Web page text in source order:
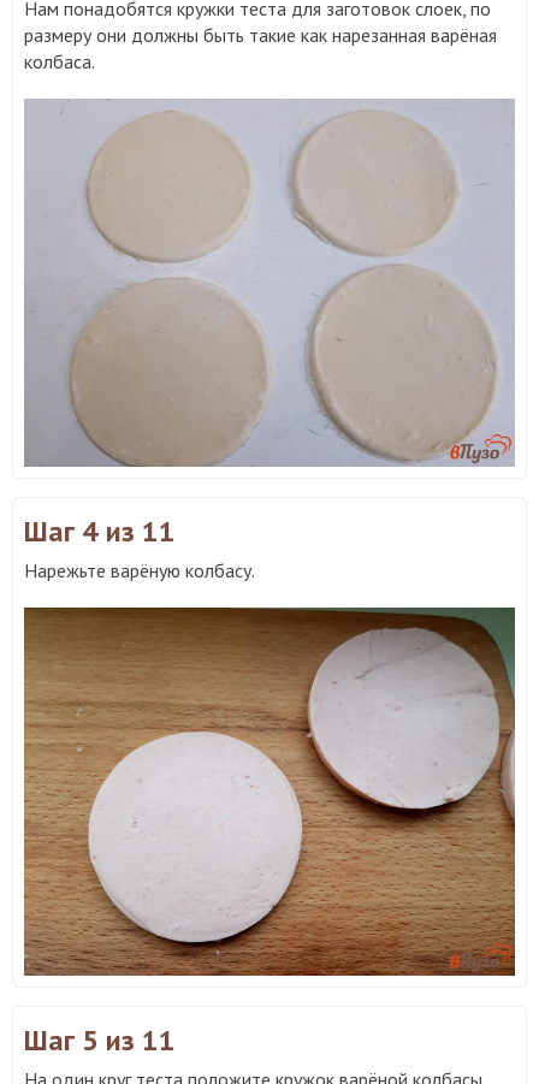
Нам понадобятся кружки теста для заготовок слоек, по
размеру они должны быть такие как нарезанная варёная
колбаса.
Шаг 4 из 11
Нарежьте варёную колбасу.
Шаг 5 из 11
На один круг теста положите кружок варёной колбасы.